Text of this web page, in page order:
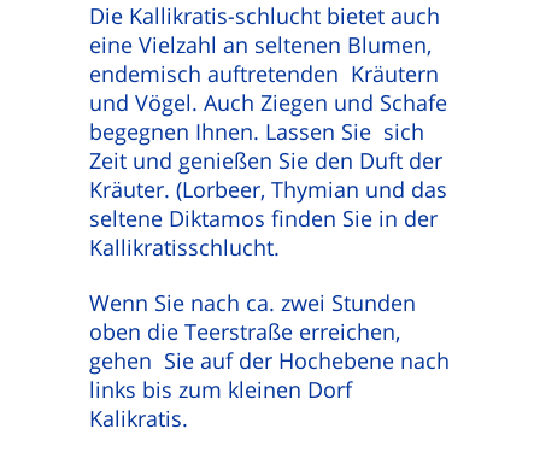
Die Kallikratis-schlucht bietet auch
eine Vielzahl an seltenen Blumen,
endemisch auftretenden Kräutern
und Vögel. Auch Ziegen und Schafe
begegnen Ihnen. Lassen Sie sich
Zeit und genießen Sie den Duft der
Kräuter. (Lorbeer, Thymian und das
seltene Diktamos finden Sie in der
Kallikratisschlucht.
Wenn Sie nach ca. zwei Stunden
oben die Teerstraße erreichen,
gehen Sie auf der Hochebene nach
links bis zum kleinen Dorf
Kalikratis.